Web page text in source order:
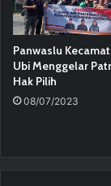
Panwaslu
Ubi Menggelar
Hak Pilih
08/07/2023